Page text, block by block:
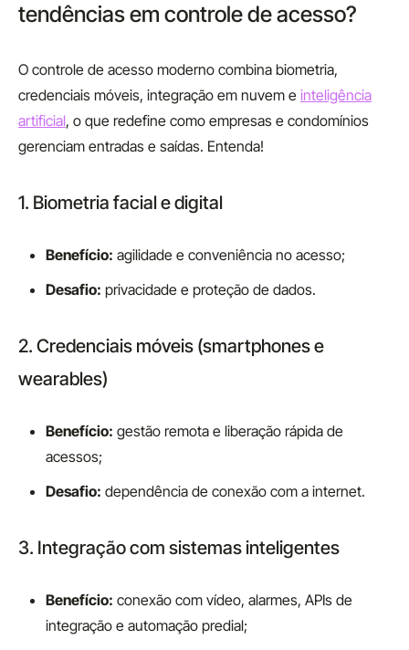
tendências em controle de acesso?
O controle de acesso moderno combina biometria,
credenciais móveis, integração em nuvem e inteligência
artificial, o que redefine como empresas e condomínios
gerenciam entradas e saídas. Entenda!
1. Biometria facial e digital
Benefício: agilidade e conveniência no acesso;
Desafio: privacidade e proteção de dados.
2. Credenciais móveis (smartphones e
wearables)
Benefício: gestão remota e liberação rápida de
acessos;
Desafio: dependência de conexão com a internet.
3. Integração com sistemas inteligentes
Benefício: conexão com vídeo, alarmes, APIs de
integração e automação predial;